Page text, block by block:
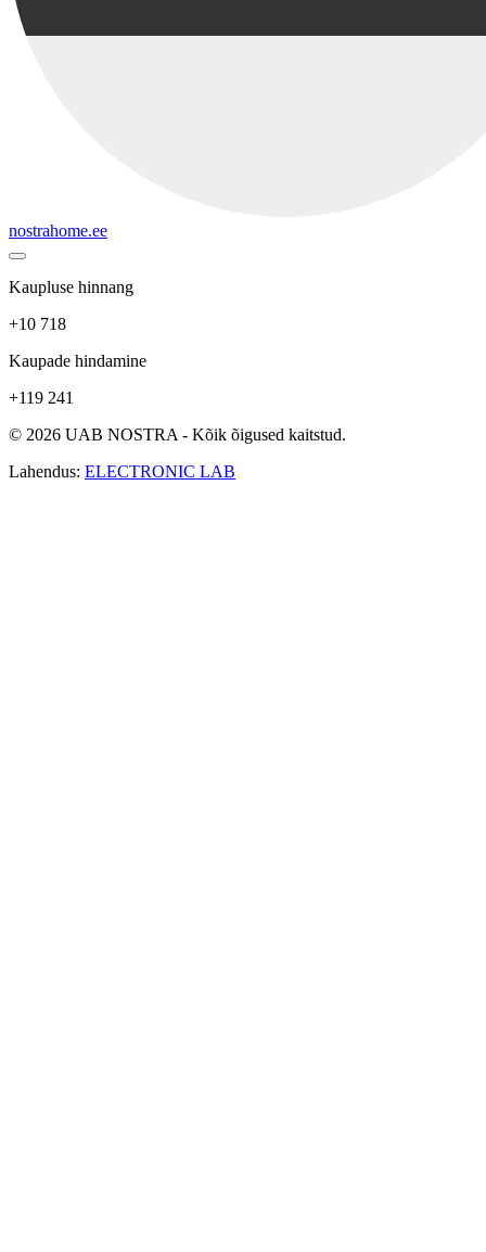
nostrahome.ee
Kaupluse hinnang
+10 718
Kaupade hindamine
+119 241
© 2026 UAB NOSTRA - Kõik õigused kaitstud.
Lahendus: ELECTRONIC LAB